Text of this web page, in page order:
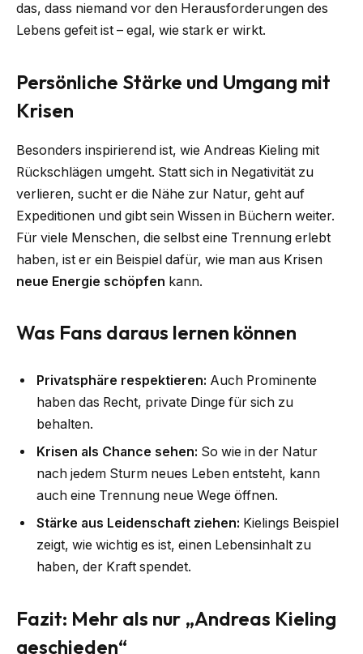
das, dass niemand vor den Herausforderungen des
Lebens gefeit ist – egal, wie stark er wirkt.
Persönliche Stärke und Umgang mit
Krisen
Besonders inspirierend ist, wie Andreas Kieling mit
Rückschlägen umgeht. Statt sich in Negativität zu
verlieren, sucht er die Nähe zur Natur, geht auf
Expeditionen und gibt sein Wissen in Büchern weiter.
Für viele Menschen, die selbst eine Trennung erlebt
haben, ist er ein Beispiel dafür, wie man aus Krisen
neue Energie schöpfen kann.
Was Fans daraus lernen können
Privatsphäre respektieren: Auch Prominente
haben das Recht, private Dinge für sich zu
behalten.
Krisen als Chance sehen: So wie in der Natur
nach jedem Sturm neues Leben entsteht, kann
auch eine Trennung neue Wege öffnen.
Stärke aus Leidenschaft ziehen: Kielings Beispiel
zeigt, wie wichtig es ist, einen Lebensinhalt zu
haben, der Kraft spendet.
Fazit: Mehr als nur „Andreas Kieling
geschieden“